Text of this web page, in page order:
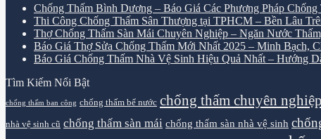
Chống Thấm Bình Dương – Báo Giá Các Phương Pháp
Thi Công Chống Thấm Sân Thượng tại TPHCM – Bền Lâu
Thợ Chống Thấm Sàn Mái Chuyên Nghiệp – Ngăn Nước
Báo Giá Thợ Sửa Chống Thấm Mới Nhất 2025 – Minh Bạch,
Báo Giá Chống Thấm Nhà Vệ Sinh Hiệu Quả Nhất – Hướng
Tìm Kiếm Nổi Bật
chống thấm ban công chống thấm bể nước chống thấm chuyên nghiệp
nhà vệ sinh cũ chống thấm sàn mái chống thấm sàn nhà vệ sinh